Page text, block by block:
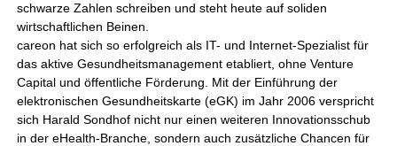
schwarze Zahlen schreiben und steht heute auf soliden
wirtschaftlichen Beinen.
careon hat sich so erfolgreich als IT- und Internet-Spezialist für
das aktive Gesundheitsmanagement etabliert, ohne Venture
Capital und öffentliche Förderung. Mit der Einführung der
elektronischen Gesundheitskarte (eGK) im Jahr 2006 verspricht
sich Harald Sondhof nicht nur einen weiteren Innovationsschub
in der eHealth-Branche, sondern auch zusätzliche Chancen für